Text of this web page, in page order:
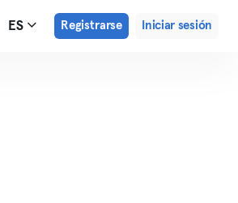
ES Registrarse Iniciar sesión